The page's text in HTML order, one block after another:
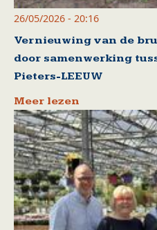
26/05/2026 - 20:16
Vernieuwing van de
door samenwerking
Pieters-LEEUW
Meer lezen